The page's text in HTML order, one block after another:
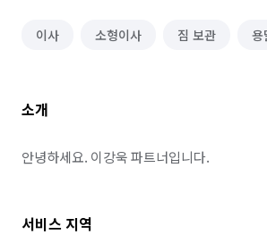
이사 소형이사 짐 보관 용
소개
안녕하세요. 이강욱 파트너입니다.
서비스 지역